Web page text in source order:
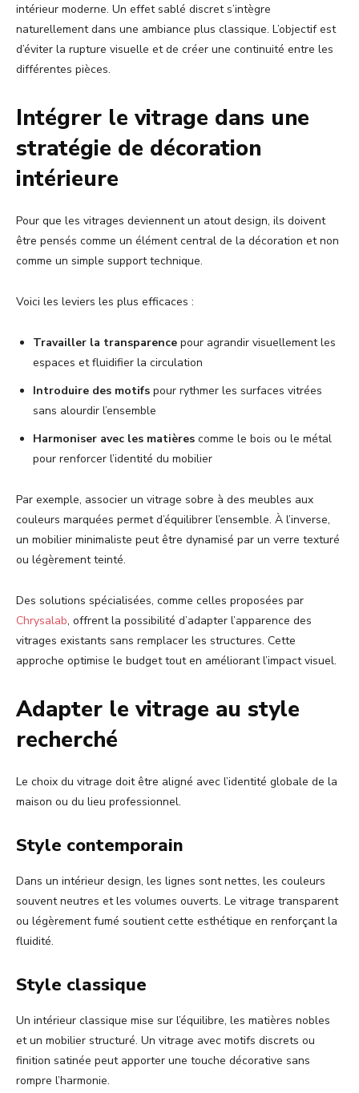
intérieur moderne. Un effet sablé discret s’intègre
naturellement dans une ambiance plus classique. L’objectif est
d’éviter la rupture visuelle et de créer une continuité entre les
différentes pièces.
Intégrer le vitrage dans une
stratégie de décoration
intérieure
Pour que les vitrages deviennent un atout design, ils doivent
être pensés comme un élément central de la décoration et non
comme un simple support technique.
Voici les leviers les plus efficaces :
Travailler la transparence pour agrandir visuellement les
espaces et fluidifier la circulation
Introduire des motifs pour rythmer les surfaces vitrées
sans alourdir l’ensemble
Harmoniser avec les matières comme le bois ou le métal
pour renforcer l’identité du mobilier
Par exemple, associer un vitrage sobre à des meubles aux
couleurs marquées permet d’équilibrer l’ensemble. À l’inverse,
un mobilier minimaliste peut être dynamisé par un verre texturé
ou légèrement teinté.
Des solutions spécialisées, comme celles proposées par
Chrysalab, offrent la possibilité d’adapter l’apparence des
vitrages existants sans remplacer les structures. Cette
approche optimise le budget tout en améliorant l’impact visuel.
Adapter le vitrage au style
recherché
Le choix du vitrage doit être aligné avec l’identité globale de la
maison ou du lieu professionnel.
Style contemporain
Dans un intérieur design, les lignes sont nettes, les couleurs
souvent neutres et les volumes ouverts. Le vitrage transparent
ou légèrement fumé soutient cette esthétique en renforçant la
fluidité.
Style classique
Un intérieur classique mise sur l’équilibre, les matières nobles
et un mobilier structuré. Un vitrage avec motifs discrets ou
finition satinée peut apporter une touche décorative sans
rompre l’harmonie.